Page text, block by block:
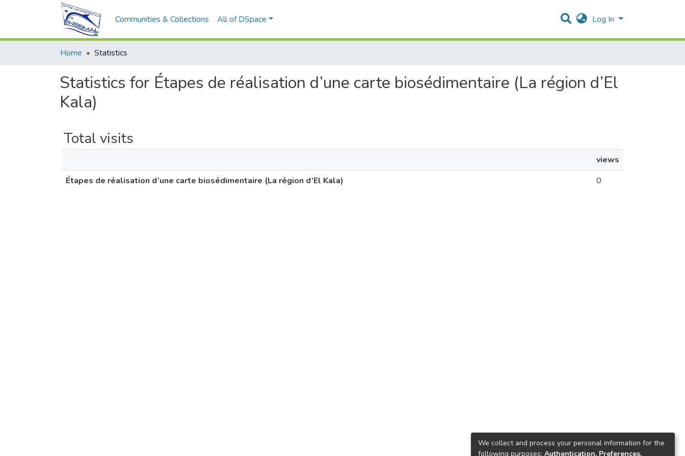
Communities & Collections All of DSpace Log In
Home Statistics
Statistics for Étapes de réalisation d’une carte biosédimentaire (La région d’El
Kala)
Total visits
views
Étapes de réalisation d’une carte biosédimentaire (La région d’El Kala)
0
We collect and process your personal information for the
following purposes: Authentication, Preferences,